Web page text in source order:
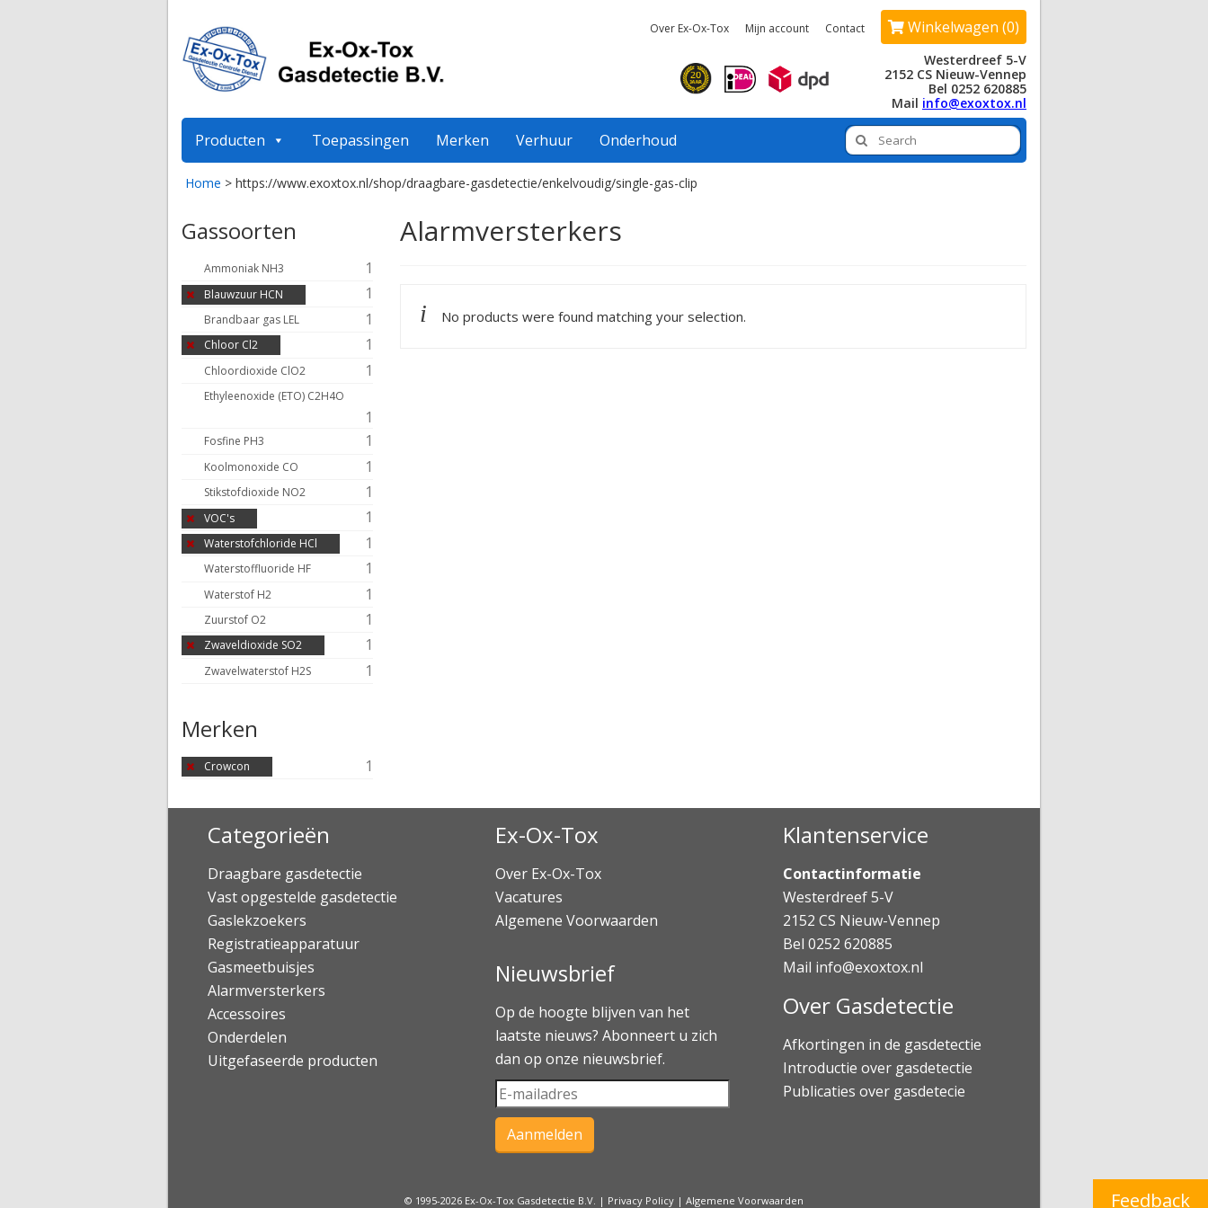
Winkelwagen (0)
Over Ex-Ox-Tox Mijn account Contact
Westerdreef 5-V
2152 CS Nieuw-Vennep
Bel 0252 620885
Mail info@exoxtox.nl
Producten Toepassingen Merken Verhuur Onderhoud
Home >https://www.exoxtox.nl/shop/draagbare-gasdetectie/enkelvoudig/single-gas-clip
Feedback
Alarmversterkers
No products were found matching your selection.
Gassoorten
Ammoniak NH3 1
Blauwzuur HCN 1
Brandbaar gas LEL 1
Chloor Cl2 1
Chloordioxide ClO2 1
Ethyleenoxide (ETO) C2H4O
1
Fosfine PH3 1
Koolmonoxide CO 1
Stikstofdioxide NO2 1
VOC's 1
Waterstofchloride HCl 1
Waterstoffluoride HF 1
Waterstof H2 1
Zuurstof O2 1
Zwaveldioxide SO2 1
Zwavelwaterstof H2S 1
Merken
Crowcon 1
Categorieën
Draagbare gasdetectie
Vast opgestelde gasdetectie
Gaslekzoekers
Registratieapparatuur
Gasmeetbuisjes
Alarmversterkers
Accessoires
Onderdelen
Uitgefaseerde producten
Ex-Ox-Tox
Over Ex-Ox-Tox
Vacatures
Algemene Voorwaarden
Nieuwsbrief
Op de hoogte blijven van het
laatste nieuws? Abonneert u zich
dan op onze nieuwsbrief.
Klantenservice
Contactinformatie
Westerdreef 5-V
2152 CS Nieuw-Vennep
Bel 0252 620885
Mail info@exoxtox.nl
Over Gasdetectie
Afkortingen in de gasdetectie
Introductie over gasdetectie
Publicaties over gasdetecie
© 1995-2026 Ex-Ox-Tox Gasdetectie B.V. | Privacy Policy | Algemene Voorwaarden